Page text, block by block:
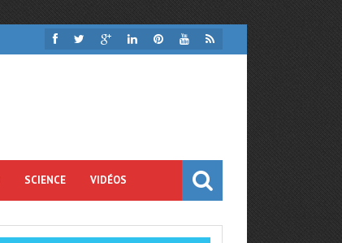
SCIENCE VIDÉOS